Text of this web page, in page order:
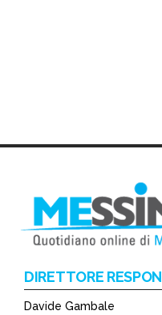
DIRETTORE
Davide Gambale